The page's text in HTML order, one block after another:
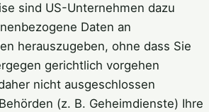
sind US-Unternehmen dazu
Daten an
herauszugeben, ohne dass Sie
gerichtlich vorgehen
nicht ausgeschlossen
(z. B. Geheimdienste) Ihre